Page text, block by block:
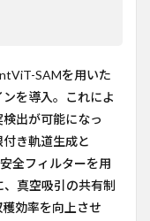
SAMを用いた
を導入。これによ
出が可能になっ
き軌道生成と
全フィルターを用
真空吸引の共有制
効率を向上させ